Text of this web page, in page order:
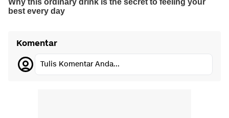
Komentar
Tulis Komentar Anda...